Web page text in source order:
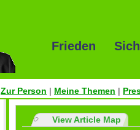
Frieden
Zur Person | Meine Themen |
View Article Map